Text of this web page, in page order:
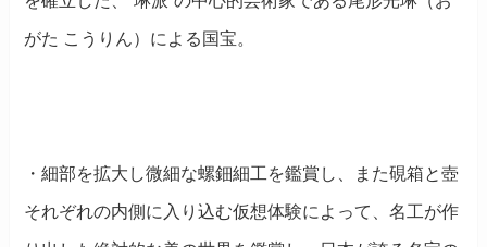
がた こうりん）による国宝。
・細部を拡大し微細な螺鈿細工を鑑賞し、また硯箱と壺
それぞれの内側に入り込む仮想体験によって、名工が作